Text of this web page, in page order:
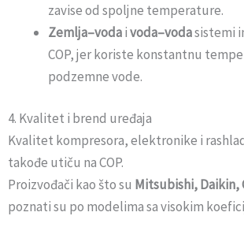
zavise od spoljne temperature.
Zemlja–vodaivoda–vodasistemi
COP, jer koriste konstantnu
podzemne vode.
4. Kvalitet i brend uređaja
Kvalitet kompresora, elektronike i
takođe utiču na COP.
Proizvođači kao što su Mitsubishi, Daikin,
poznati su po modelima sa visokim